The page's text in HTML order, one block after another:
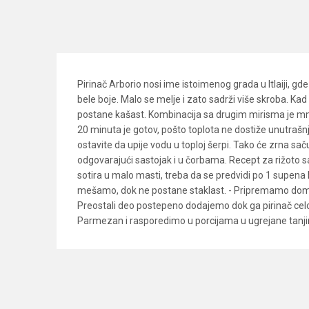
Pirinač Arborio nosi ime istoimenog grada u Itlaiji,
bele boje. Malo se melje i zato sadrži više skroba.
postane kašast. Kombinacija sa drugim mirisma je
20 minuta je gotov, pošto toplota ne dostiže
ostavite da upije vodu u toploj šerpi. Tako će zrna
odgovarajući sastojak i u čorbama. Recept za rižoto
sotira u malo masti, treba da se predvidi po 1
mešamo, dok ne postane staklast. - Pripremamo
Preostali deo postepeno dodajemo dok ga pirinač
Parmezan i rasporedimo u porcijama u ugrejane